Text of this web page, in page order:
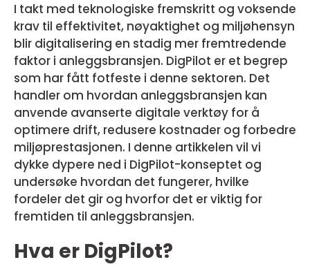
I takt med teknologiske fremskritt og voksende
krav til effektivitet, nøyaktighet og miljøhensyn
blir digitalisering en stadig mer fremtredende
faktor i anleggsbransjen. DigPilot er et begrep
som har fått fotfeste i denne sektoren. Det
handler om hvordan anleggsbransjen kan
anvende avanserte digitale verktøy for å
optimere drift, redusere kostnader og forbedre
miljøprestasjonen. I denne artikkelen vil vi
dykke dypere ned i DigPilot-konseptet og
undersøke hvordan det fungerer, hvilke
fordeler det gir og hvorfor det er viktig for
fremtiden til anleggsbransjen.
Hva er DigPilot?